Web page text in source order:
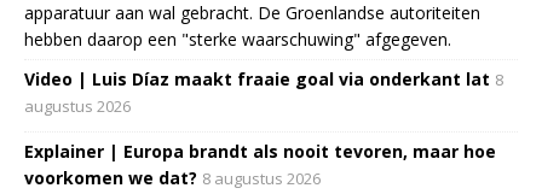
apparatuur aan wal gebracht. De Groenlandse autoriteiten
hebben daarop een "sterke waarschuwing" afgegeven.
Video | Luis Díaz maakt fraaie goal via onderkant lat 8
augustus 2026
Explainer | Europa brandt als nooit tevoren, maar hoe
voorkomen we dat? 8 augustus 2026